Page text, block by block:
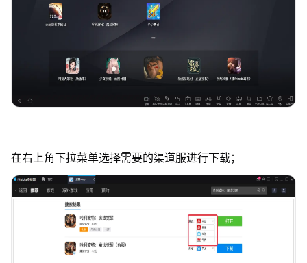
在右上角下拉菜单选择需要的渠道服进行下载；